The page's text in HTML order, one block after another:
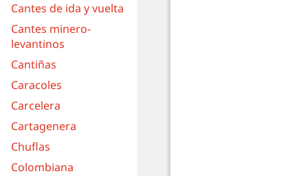
Cantes de ida y vuelta
Cantes minero-
levantinos
Cantiñas
Caracoles
Carcelera
Cartagenera
Chuflas
Colombiana